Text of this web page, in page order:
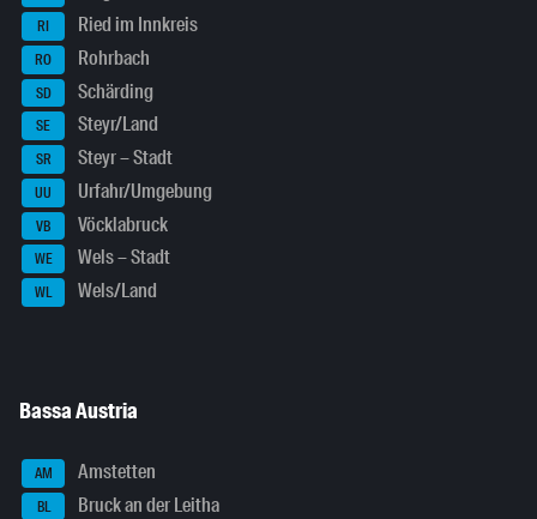
RI Ried im Innkreis
RO Rohrbach
SD Schärding
SE Steyr/Land
SR Steyr – Stadt
UU Urfahr/Umgebung
VB Vöcklabruck
WE Wels – Stadt
WL Wels/Land
Bassa Austria
AM Amstetten
BL Bruck an der Leitha